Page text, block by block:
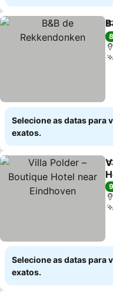
Selecione as datas para
exatos.
Selecione as datas para
exatos.